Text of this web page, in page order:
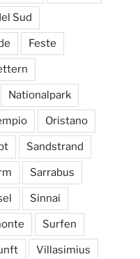
Sud
Feste
Nationalpark
Oristano
Sandstrand
Sarrabus
Sinnai
Surfen
Villasimius